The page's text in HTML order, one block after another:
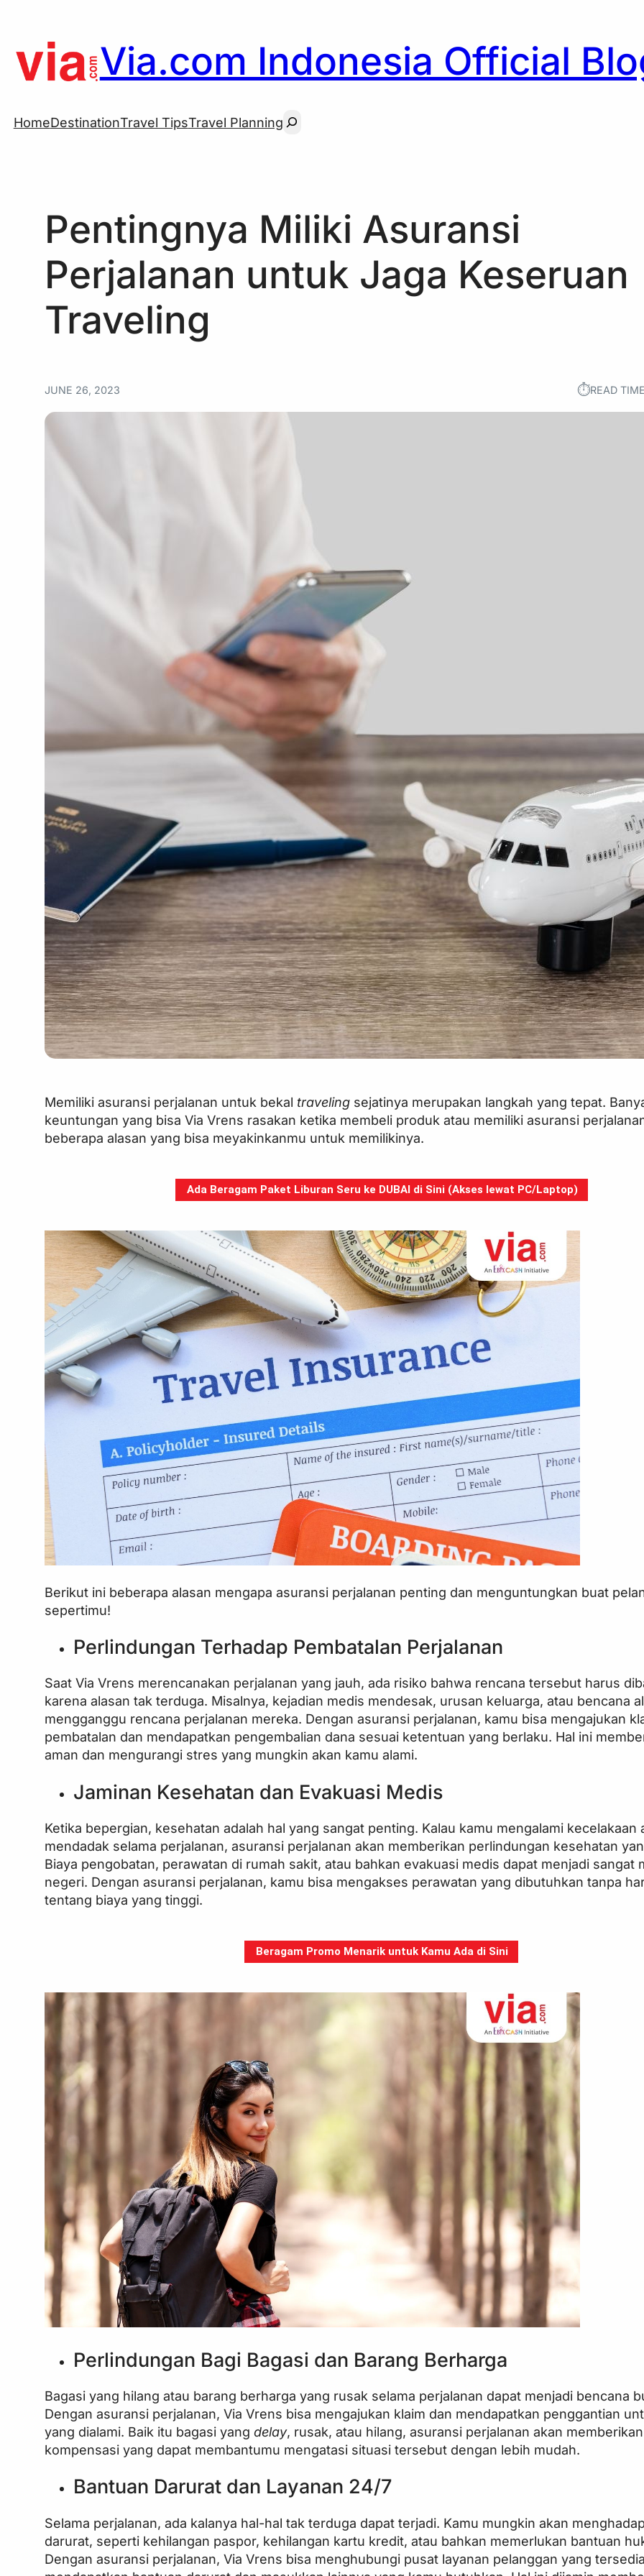
content
Via.com Indonesia Official
HomeDestinationTravel TipsTravel PlanningSearch
Pentingnya Miliki Asuransi
Perjalanan untuk Jaga Keseruan
Traveling
JUNE 26, 2023 ⏱︎READ
Memiliki asuransi perjalanan untuk bekal traveling sejatinya merupakan langkah yang tepat.
keuntungan yang bisa Via Vrens rasakan ketika membeli produk atau memiliki asuransi
beberapa alasan yang bisa meyakinkanmu untuk memilikinya.
Ada Beragam Paket Liburan Seru ke DUBAI di Sini (Akses lewat PC/Laptop)
Berikut ini beberapa alasan mengapa asuransi perjalanan penting dan menguntungkan buat
sepertimu!
Perlindungan Terhadap Pembatalan Perjalanan
Saat Via Vrens merencanakan perjalanan yang jauh, ada risiko bahwa rencana tersebut harus
karena alasan tak terduga. Misalnya, kejadian medis mendesak, urusan keluarga, atau bencana
mengganggu rencana perjalanan mereka. Dengan asuransi perjalanan, kamu bisa mengajukan
pembatalan dan mendapatkan pengembalian dana sesuai ketentuan yang berlaku. Hal ini
aman dan mengurangi stres yang mungkin akan kamu alami.
Jaminan Kesehatan dan Evakuasi Medis
Ketika bepergian, kesehatan adalah hal yang sangat penting. Kalau kamu mengalami kecelakaan
mendadak selama perjalanan, asuransi perjalanan akan memberikan perlindungan kesehatan
Biaya pengobatan, perawatan di rumah sakit, atau bahkan evakuasi medis dapat menjadi sangat
negeri. Dengan asuransi perjalanan, kamu bisa mengakses perawatan yang dibutuhkan tanpa
tentang biaya yang tinggi.
Beragam Promo Menarik untuk Kamu Ada di Sini
Perlindungan Bagi Bagasi dan Barang Berharga
Bagasi yang hilang atau barang berharga yang rusak selama perjalanan dapat menjadi bencana
Dengan asuransi perjalanan, Via Vrens bisa mengajukan klaim dan mendapatkan penggantian
yang dialami. Baik itu bagasi yangdelay, rusak, atau hilang, asuransi perjalanan akan memberikan
kompensasi yang dapat membantumu mengatasi situasi tersebut dengan lebih mudah.
Bantuan Darurat dan Layanan 24/7
Selama perjalanan, ada kalanya hal-hal tak terduga dapat terjadi. Kamu mungkin akan
darurat, seperti kehilangan paspor, kehilangan kartu kredit, atau bahkan memerlukan bantuan
Dengan asuransi perjalanan, Via Vrens bisa menghubungi pusat layanan pelanggan yang